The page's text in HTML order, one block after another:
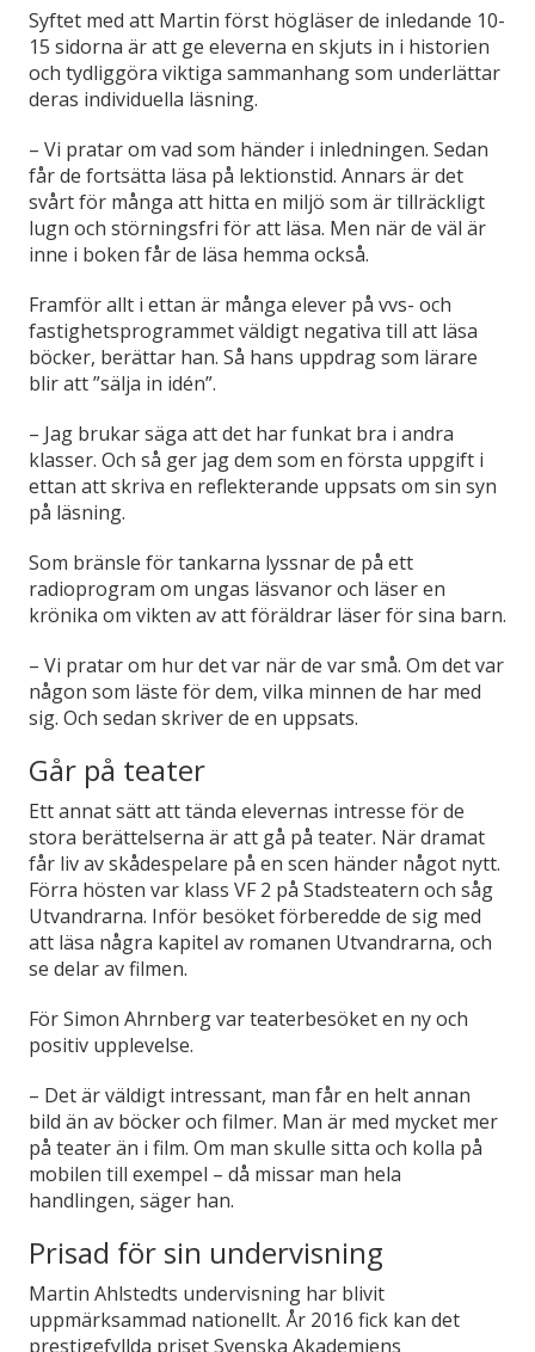
Syftet med att Martin först högläser de inledande 10-
15 sidorna är att ge eleverna en skjuts in i historien
och tydliggöra viktiga sammanhang som underlättar
deras individuella läsning.
– Vi pratar om vad som händer i inledningen. Sedan
får de fortsätta läsa på lektionstid. Annars är det
svårt för många att hitta en miljö som är tillräckligt
lugn och störningsfri för att läsa. Men när de väl är
inne i boken får de läsa hemma också.
Framför allt i ettan är många elever på vvs- och
fastighetsprogrammet väldigt negativa till att läsa
böcker, berättar han. Så hans uppdrag som lärare
blir att ”sälja in idén”.
– Jag brukar säga att det har funkat bra i andra
klasser. Och så ger jag dem som en första uppgift i
ettan att skriva en reflekterande uppsats om sin syn
på läsning.
Som bränsle för tankarna lyssnar de på ett
radioprogram om ungas läsvanor och läser en
krönika om vikten av att föräldrar läser för sina barn.
– Vi pratar om hur det var när de var små. Om det var
någon som läste för dem, vilka minnen de har med
sig. Och sedan skriver de en uppsats.
Går på teater
Ett annat sätt att tända elevernas intresse för de
stora berättelserna är att gå på teater. När dramat
får liv av skådespelare på en scen händer något nytt.
Förra hösten var klass VF 2 på Stadsteatern och såg
Utvandrarna. Inför besöket förberedde de sig med
att läsa några kapitel av romanen Utvandrarna, och
se delar av filmen.
För Simon Ahrnberg var teaterbesöket en ny och
positiv upplevelse.
– Det är väldigt intressant, man får en helt annan
bild än av böcker och filmer. Man är med mycket mer
på teater än i film. Om man skulle sitta och kolla på
mobilen till exempel – då missar man hela
handlingen, säger han.
Prisad för sin undervisning
Martin Ahlstedts undervisning har blivit
uppmärksammad nationellt. År 2016 fick kan det
prestigefyllda priset Svenska Akademiens